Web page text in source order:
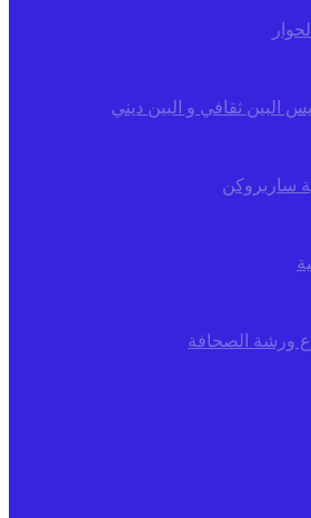
البين ثقافي و البين ديني
ساربروكن
ورشة الصحافة